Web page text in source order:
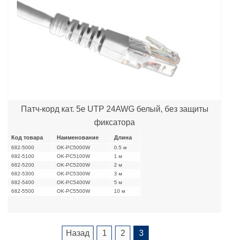
Патч-корд кат. 5е UTP 24AWG белый, без защиты
фиксатора
Код товара Наименование Длина
682-5000 OK-PC5000W
0.5 м
682-5100
OK-PC5100W
1 м
682-5200
OK-PC5200W
2 м
682-5300
OK-PC5300W
3 м
682-5400
OK-PC5400W
5 м
682-5500
OK-PC5500W 10 м
Назад 1 2
3